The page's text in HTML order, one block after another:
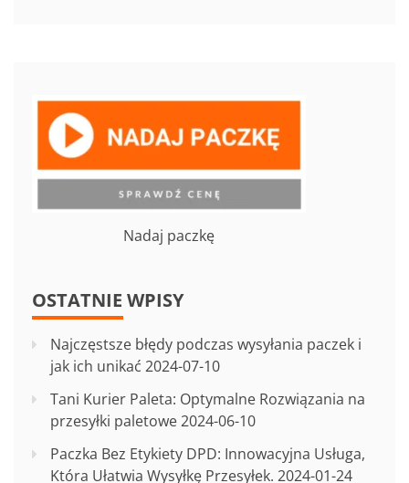
Nadaj paczkę
OSTATNIE WPISY
Najczęstsze błędy podczas wysyłania paczek i
jak ich unikać 2024-07-10
Tani Kurier Paleta: Optymalne Rozwiązania na
przesyłki paletowe2024-06-10
Paczka Bez Etykiety DPD: Innowacyjna Usługa,
Która Ułatwia Wysyłkę Przesyłek. 2024-01-24